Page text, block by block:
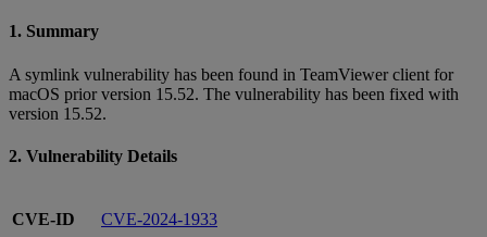
1. Summary
A symlink vulnerability has been found in TeamViewer client for
macOS prior version 15.52. The vulnerability has been fixed with
version 15.52.
2. Vulnerability Details
CVE-ID CVE-2024-1933